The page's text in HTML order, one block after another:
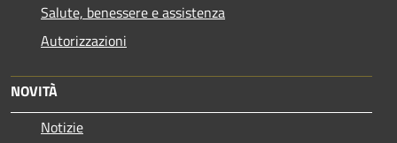
Salute, benessere e assistenza
Autorizzazioni
NOVITÀ
Notizie